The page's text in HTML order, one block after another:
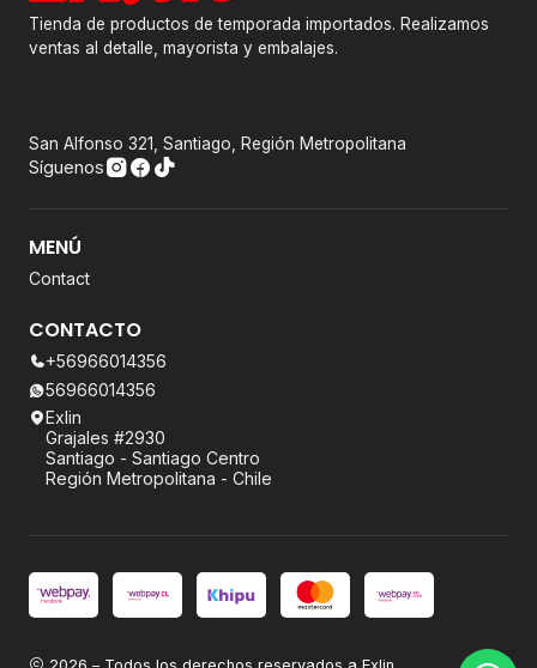
Tienda de productos de temporada importados. Realizamos
ventas al detalle, mayorista y embalajes.
San Alfonso 321, Santiago, Región Metropolitana
Síguenos
MENÚ
Contact
CONTACTO
+56966014356
56966014356
Exlin
Grajales #2930
Santiago - Santiago Centro
Región Metropolitana - Chile